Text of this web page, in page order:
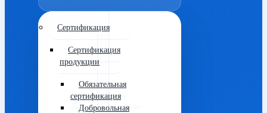
Сертификация
Сертификация
продукции
Обязательная
сертификация
Добровольная